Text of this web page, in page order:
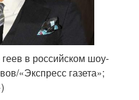
в российском шоу-
«Экспресс газета»;